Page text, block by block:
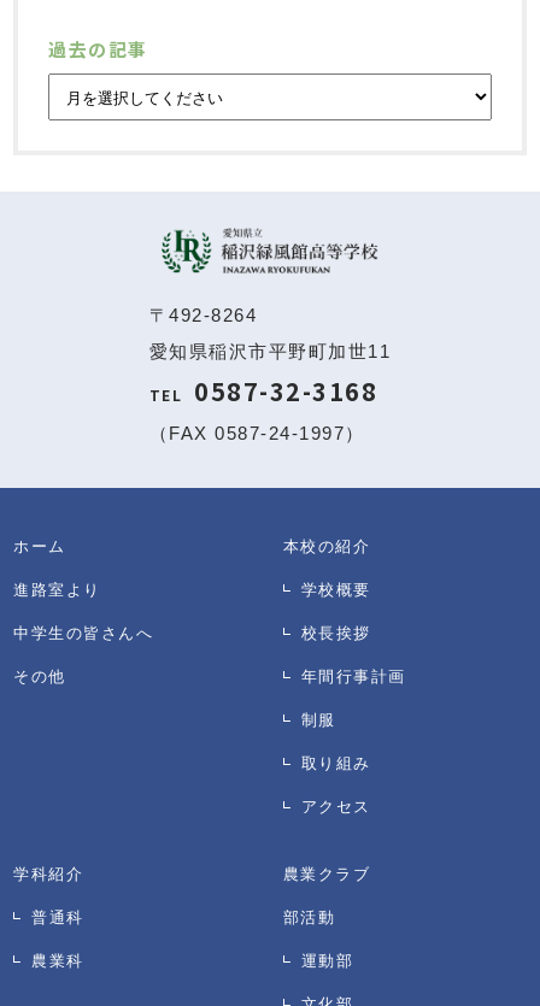
過去の記事
〒492-8264
愛知県稲沢市平野町加世11
TEL 0587-32-3168
（FAX 0587-24-1997）
ホーム
進路室より
中学生の皆さんへ
その他
本校の紹介
学校概要
校長挨拶
年間行事計画
制服
取り組み
アクセス
学科紹介
普通科
農業科
農業クラブ
部活動
運動部